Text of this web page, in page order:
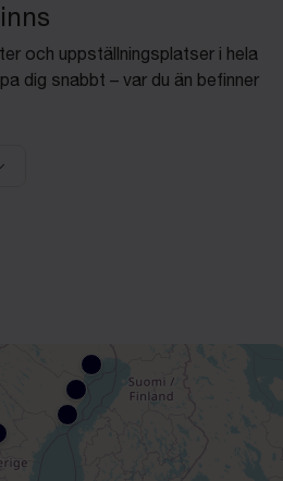
och uppställningsplatser i hela
dig snabbt – var du än befinner